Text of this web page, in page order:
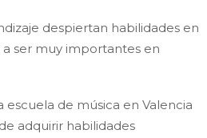
despiertan habilidades en
ser muy importantes en
escuela de música en Valencia
adquirir habilidades